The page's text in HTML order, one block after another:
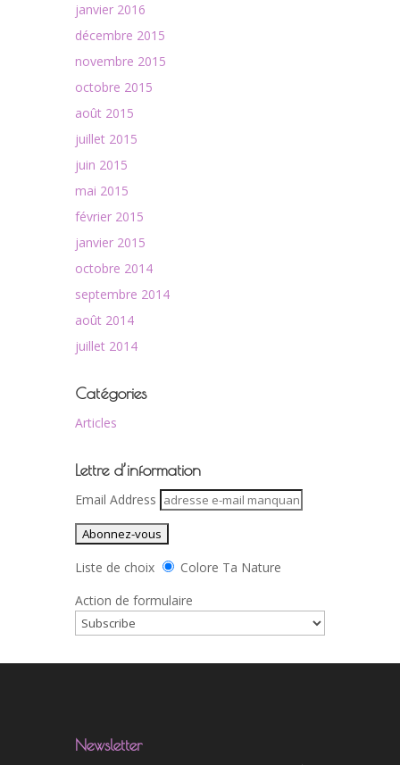
janvier 2016
décembre 2015
novembre 2015
octobre 2015
août 2015
juillet 2015
juin 2015
mai 2015
février 2015
janvier 2015
octobre 2014
septembre 2014
août 2014
juillet 2014
Catégories
Articles
Lettre d’information
Email Address
Liste de choix
Colore Ta Nature
Action de formulaire
Newsletter